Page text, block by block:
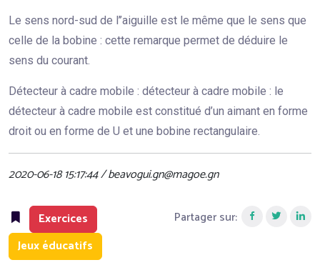
Le sens nord-sud de l’’aiguille est le même que le sens que
celle de la bobine : cette remarque permet de déduire le
sens du courant.
Détecteur à cadre mobile : détecteur à cadre mobile : le
détecteur à cadre mobile est constitué d’un aimant en forme
droit ou en forme de U et une bobine rectangulaire.
2020-06-18 15:17:44 / beavogui.gn@magoe.gn
Exercices
Jeux éducatifs
Partager sur: